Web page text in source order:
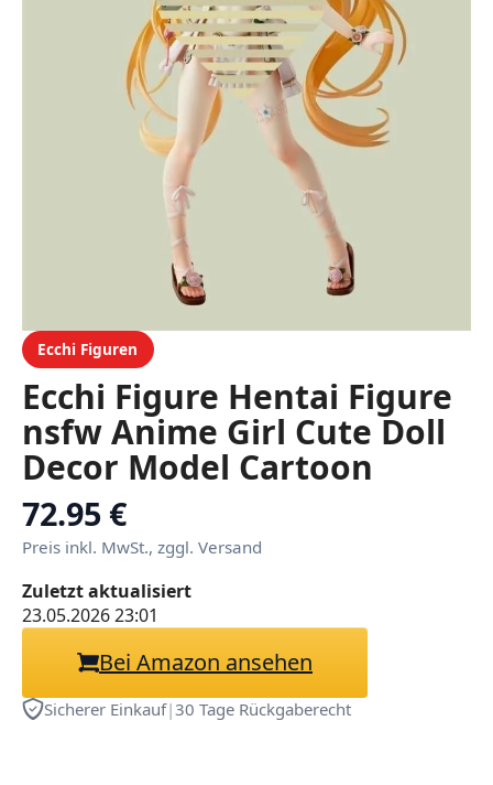
Ecchi Figuren
Ecchi Figure Hentai Figure
nsfw Anime Girl Cute Doll
Decor Model Cartoon
Collection 23cm/9.1in
72.95 €
Preis inkl. MwSt., zggl. Versand
Zuletzt aktualisiert
23.05.2026 23:01
Bei Amazon ansehen
Sicherer Einkauf|30 Tage Rückgaberecht